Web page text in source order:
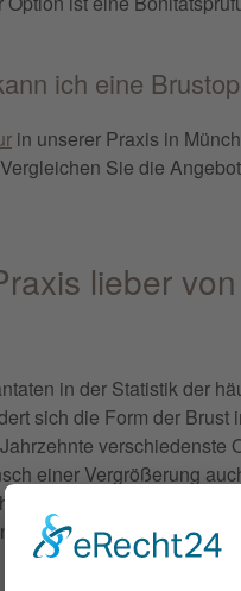
ich eine
in unserer Praxis in
Sie die
lieber
in der Statistik der
sich die Form der
einer Vergrößerung
Brüste oder schlaffem
gewinnen gerade die